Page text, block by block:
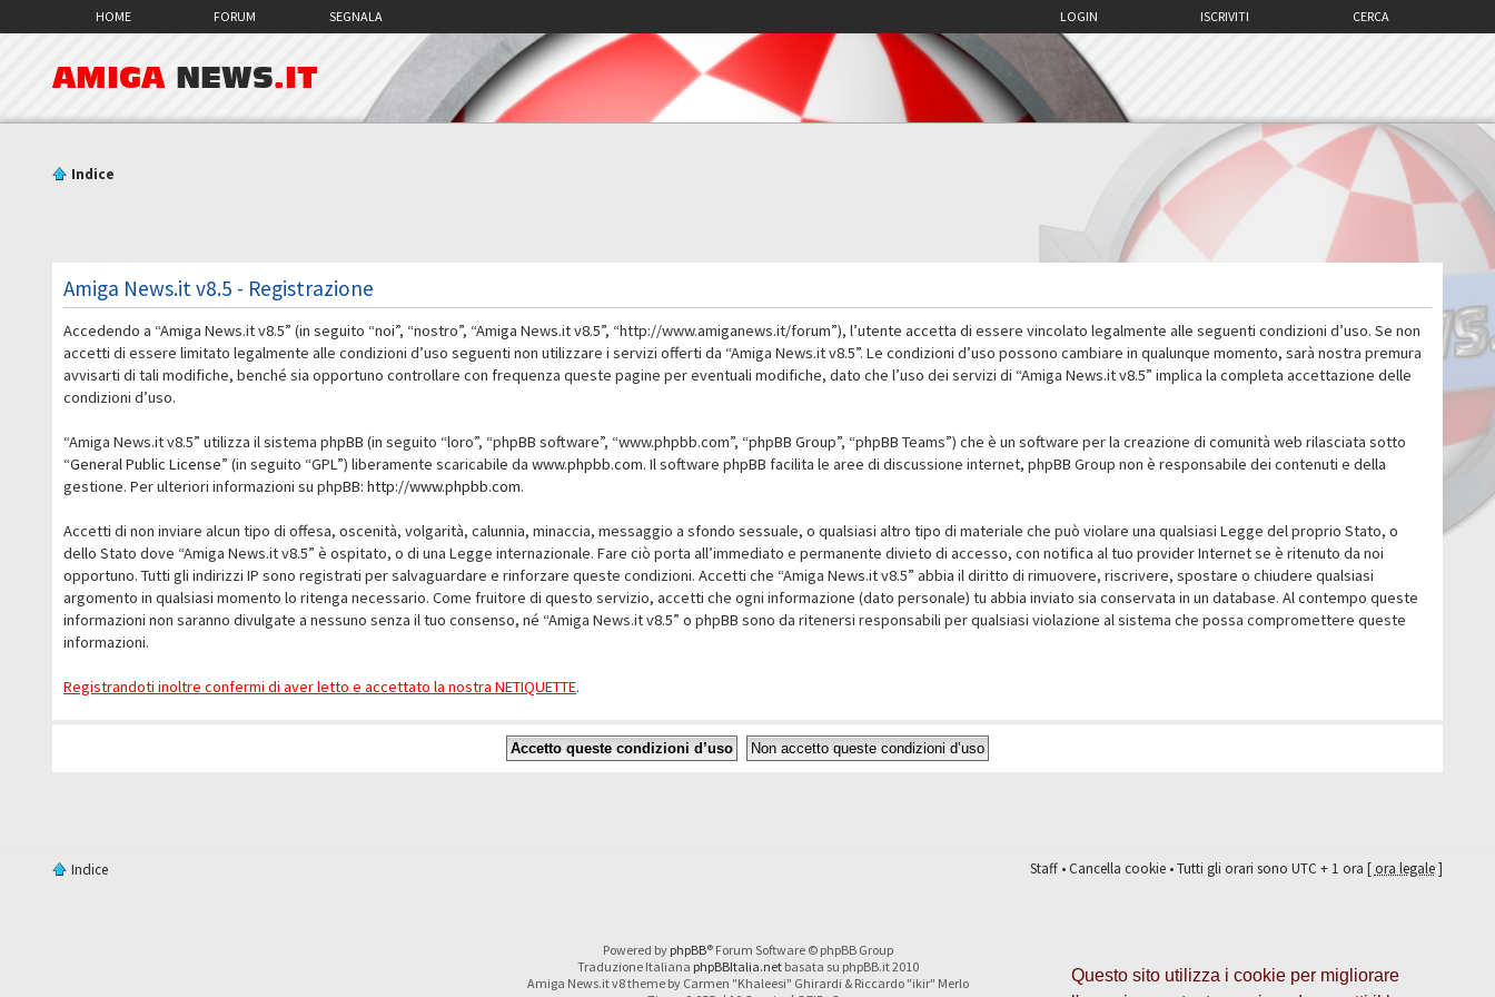
Questo sito utilizza i cookie per migliorare
HOME FORUM SEGNALA CERCA
ISCRIVITI
LOGIN
AMIGA NEWS.IT
Indice
Amiga News.it v8.5 - Registrazione
Accedendo a “Amiga News.it v8.5” (in seguito “noi”, “nostro”, “Amiga News.it v8.5”, “http://www.amiganews.it/forum”), l’utente accetta di essere vincolato legalmente alle seguenti condizioni d’uso. Se non
accetti di essere limitato legalmente alle condizioni d’uso seguenti non utilizzare i servizi offerti da “Amiga News.it v8.5”. Le condizioni d’uso possono cambiare in qualunque momento, sarà nostra premura
avvisarti di tali modifiche, benché sia opportuno controllare con frequenza queste pagine per eventuali modifiche, dato che l’uso dei servizi di “Amiga News.it v8.5” implica la completa accettazione delle
condizioni d’uso.
“Amiga News.it v8.5” utilizza il sistema phpBB (in seguito “loro”, “phpBB software”, “www.phpbb.com”, “phpBB Group”, “phpBB Teams”) che è un software per la creazione di comunità web rilasciata sotto
“General Public License” (in seguito “GPL”) liberamente scaricabile dawww.phpbb.com. Il software phpBB facilita le aree di discussione internet, phpBB Group non è responsabile dei contenuti e della
gestione. Per ulteriori informazioni su phpBB:http://www.phpbb.com.
Accetti di non inviare alcun tipo di offesa, oscenità, volgarità, calunnia, minaccia, messaggio a sfondo sessuale, o qualsiasi altro tipo di materiale che può violare una qualsiasi Legge del proprio Stato, o
dello Stato dove “Amiga News.it v8.5” è ospitato, o di una Legge internazionale. Fare ciò porta all’immediato e permanente divieto di accesso, con notifica al tuo provider Internet se è ritenuto da noi
opportuno. Tutti gli indirizzi IP sono registrati per salvaguardare e rinforzare queste condizioni. Accetti che “Amiga News.it v8.5” abbia il diritto di rimuovere, riscrivere, spostare o chiudere qualsiasi
argomento in qualsiasi momento lo ritenga necessario. Come fruitore di questo servizio, accetti che ogni informazione (dato personale) tu abbia inviato sia conservata in un database. Al contempo queste
informazioni non saranno divulgate a nessuno senza il tuo consenso, né “Amiga News.it v8.5” o phpBB sono da ritenersi responsabili per qualsiasi violazione al sistema che possa compromettere queste
informazioni.
Registrandoti inoltre confermi di aver letto e accettato la nostra NETIQUETTE.
Indice Staff•Cancella cookie• Tutti gli orari sono UTC + 1 ora [ora legale]
Powered by phpBB® Forum Software © phpBB Group
Traduzione Italiana phpBBItalia.netbasata su phpBB.it 2010
Amiga News.it v8 theme by Carmen "Khaleesi" Ghirardi & Riccardo "ikir" Merlo